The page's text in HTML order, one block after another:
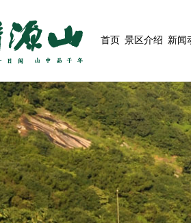
首页 景区介绍 新闻